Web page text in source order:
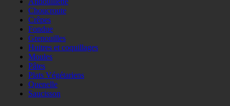
Choucroute
Crêpes
Fondue
Grenouilles
Huitres et coquillages
Moules
Pâtes
Plats Végétariens
Quenelle
Saucisson